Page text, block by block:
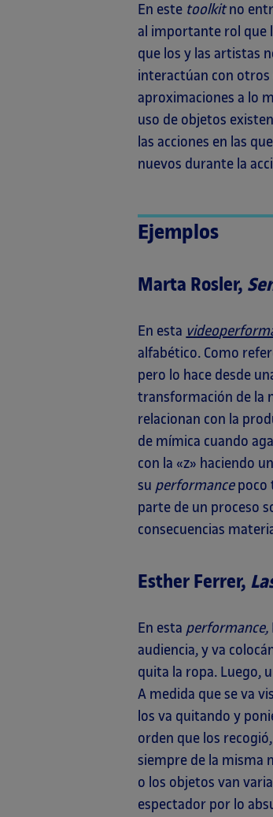
En este toolkitno
al importante rol que
que los y las artistas
interactúan con otros
aproximaciones a lo
uso de objetos
las acciones en las
nuevos durante la
Ejemplos
Marta Rosler,
En esta video
alfabético. Como
pero lo hace desde
transformación de la
relacionan con la
de mímica cuando
con la «z» haciendo
su performancepoco
parte de un proceso
consecuencias
Esther Ferrer,
En esta performance,
audiencia, y va
quita la ropa. Luego,
A medida que se va
los va quitando y
orden que los
siempre de la misma
o los objetos van
espectador por lo